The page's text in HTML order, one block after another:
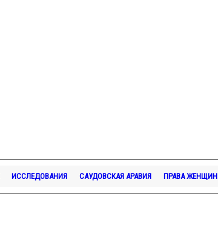
ИССЛЕДОВАНИЯ САУДОВСКАЯ АРАВИЯ ПРАВА ЖЕНЩИН